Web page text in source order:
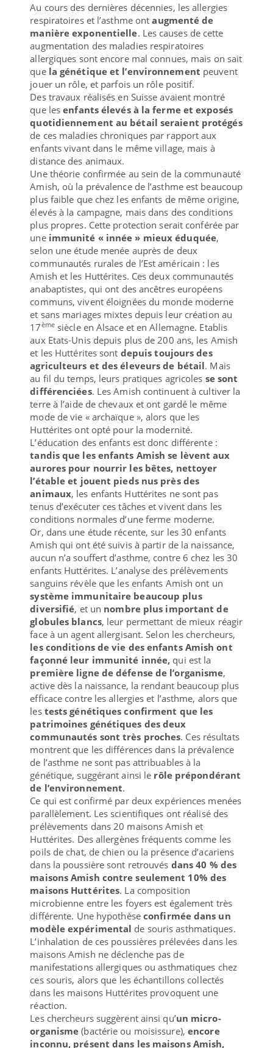
Au cours des dernières décennies, les allergies
respiratoires et l’asthme ontaugmenté de
manière exponentielle. Les causes de cette
augmentation des maladies respiratoires
allergiques sont encore mal connues, mais on sait
que la génétique et l’environnement peuvent
jouer un rôle, et parfois un rôle positif.
Des travaux réalisés en Suisse avaient montré
que lesenfants élevés à la ferme et exposés
quotidiennement au bétail seraient protégés
de ces maladies chroniques par rapport aux
enfants vivant dans le même village, mais à
distance des animaux.
Une théorie confirmée au sein de la communauté
Amish, où la prévalence de l’asthme est beaucoup
plus faible que chez les enfants de même origine,
élevés à la campagne, mais dans des conditions
plus propres. Cette protection serait conférée par
une immunité « innée » mieux éduquée,
selon une étude menée auprès de deux
communautés rurales de l’Est américain : les
Amish et les Huttérites. Ces deux communautés
anabaptistes, qui ont des ancêtres européens
communs, vivent éloignées du monde moderne
et sans mariages mixtes depuis leur création au
17èmesiècle en Alsace et en Allemagne. Etablis
aux Etats-Unis depuis plus de 200 ans, les Amish
et les Huttérites sont depuis toujours des
agriculteurs et des éleveurs de bétail. Mais
au fil du temps, leurs pratiques agricoles se sont
différenciées. Les Amish continuent à cultiver la
terre à l’aide de chevaux et ont gardé le même
mode de vie « archaïque », alors que les
Huttérites ont opté pour la modernité.
L’éducation des enfants est donc différente :
tandis que les enfants Amish se lèvent aux
aurores pour nourrir les bêtes, nettoyer
l’étable et jouent pieds nus près des
animaux, les enfants Huttérites ne sont pas
tenus d’exécuter ces tâches et vivent dans les
conditions normales d’une ferme moderne.
Or, dans une étude récente, sur les 30 enfants
Amish qui ont été suivis à partir de la naissance,
aucun n’a souffert d’asthme, contre 6 chez les 30
enfants Huttérites. L’analyse des prélèvements
sanguins révèle que les enfants Amish ont un
système immunitaire beaucoup plus
diversifié, et un nombre plus important de
globules blancs, leur permettant de mieux réagir
face à un agent allergisant. Selon les chercheurs,
les conditions de vie des enfants Amish ont
façonné leur immunité innée, qui est la
première ligne de défense de l’organisme,
active dès la naissance, la rendant beaucoup plus
efficace contre les allergies et l’asthme, alors que
les tests génétiques confirment que les
patrimoines génétiques des deux
communautés sont très proches. Ces résultats
montrent que les différences dans la prévalence
de l’asthme ne sont pas attribuables à la
génétique, suggérant ainsi le rôle prépondérant
de l’environnement.
Ce qui est confirmé par deux expériences menées
parallèlement. Les scientifiques ont réalisé des
prélèvements dans 20 maisons Amish et
Huttérites. Des allergènes fréquents comme les
poils de chat, de chien ou la présence d’acariens
dans la poussière sont retrouvés dans 40 % des
maisons Amish contre seulement 10% des
maisons Huttérites. La composition
microbienne entre les foyers est également très
différente. Une hypothèse confirmée dans un
modèle expérimental de souris asthmatiques.
L’inhalation de ces poussières prélevées dans les
maisons Amish ne déclenche pas de
manifestations allergiques ou asthmatiques chez
ces souris, alors que les échantillons collectés
dans les maisons Huttérites provoquent une
réaction.
Les chercheurs suggèrent ainsi qu’un micro-
organisme(bactérie ou moisissure), encore
inconnu, présent dans les maisons Amish,